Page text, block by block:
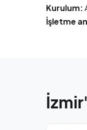
Kurulum:
İşletme